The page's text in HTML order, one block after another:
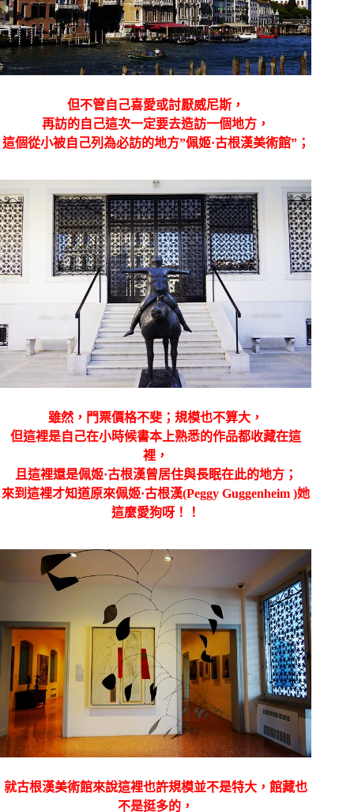
但不管自己喜愛或討厭威尼斯，
再訪的自己這次一定要去造訪一個地方，
這個從小被自己列為必訪的地方”佩姬·古根漢美術館”；
雖然，門票價格不斐；規模也不算大，
但這裡是自己在小時候書本上熟悉的作品都收藏在這
裡，
且這裡還是佩姬·古根漢曾居住與長眠在此的地方；
來到這裡才知道原來佩姬·古根漢(Peggy Guggenheim )她
這麼愛狗呀！！
就古根漢美術館來說這裡也許規模並不是特大，館藏也
不是挺多的，